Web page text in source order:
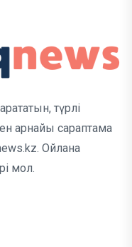
түрлі
арнайы сараптама
Ойлана
мол.